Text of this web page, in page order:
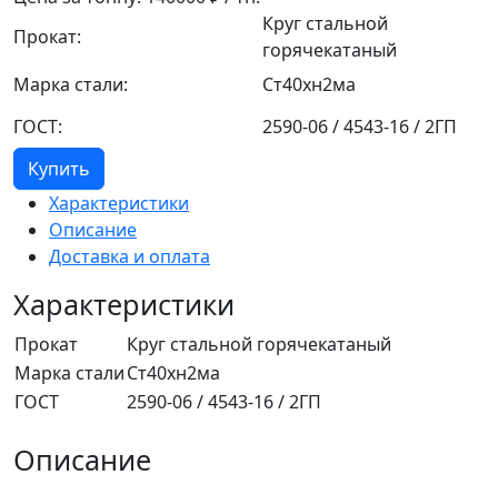
Прокат:
Круг стальной
горячекатаный
Марка стали:
Ст40хн2ма
ГОСТ:
2590-06 / 4543-16 / 2ГП
Купить
Характеристики
Описание
Доставка и оплата
Характеристики
Прокат
Круг стальной горячекатаный
Марка сталиСт40хн2ма
ГОСТ
2590-06 / 4543-16 / 2ГП
Описание